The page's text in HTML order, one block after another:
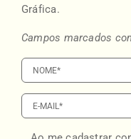
Gráfica.
Campos marcados